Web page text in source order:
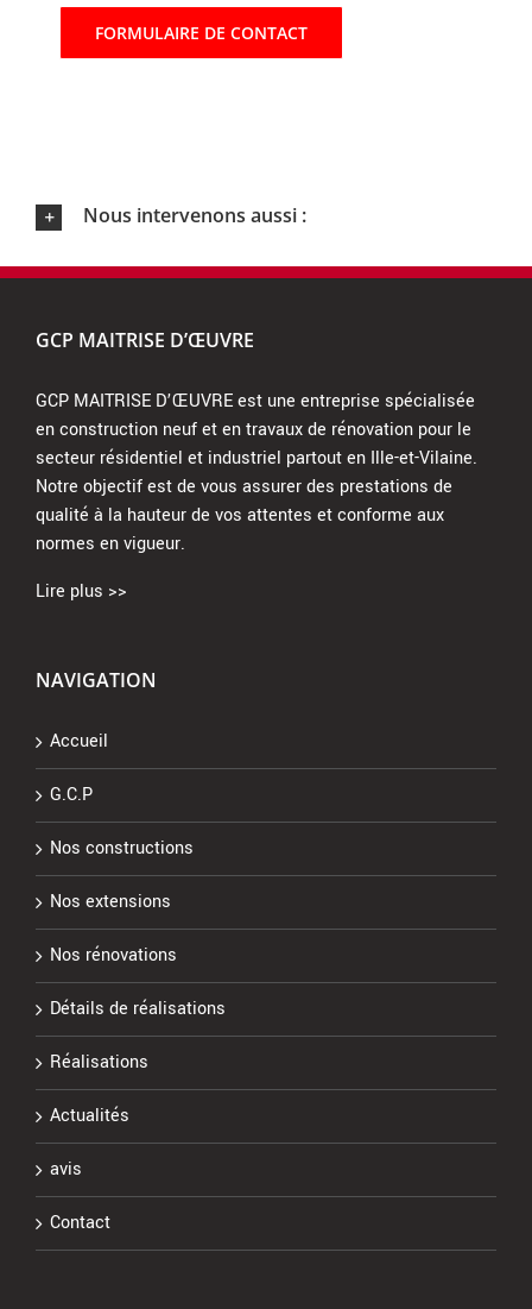
FORMULAIRE DE CONTACT
Nous intervenons aussi :
GCP MAITRISE D’ŒUVRE
GCP MAITRISE D’ŒUVRE est une entreprise spécialisée
en construction neuf et en travaux de rénovation pour le
secteur résidentiel et industriel partout en Ille-et-Vilaine.
Notre objectif est de vous assurer des prestations de
qualité à la hauteur de vos attentes et conforme aux
normes en vigueur.
Lire plus >>
NAVIGATION
Accueil
G.C.P
Nos constructions
Nos extensions
Nos rénovations
Détails de réalisations
Réalisations
Actualités
avis
Contact